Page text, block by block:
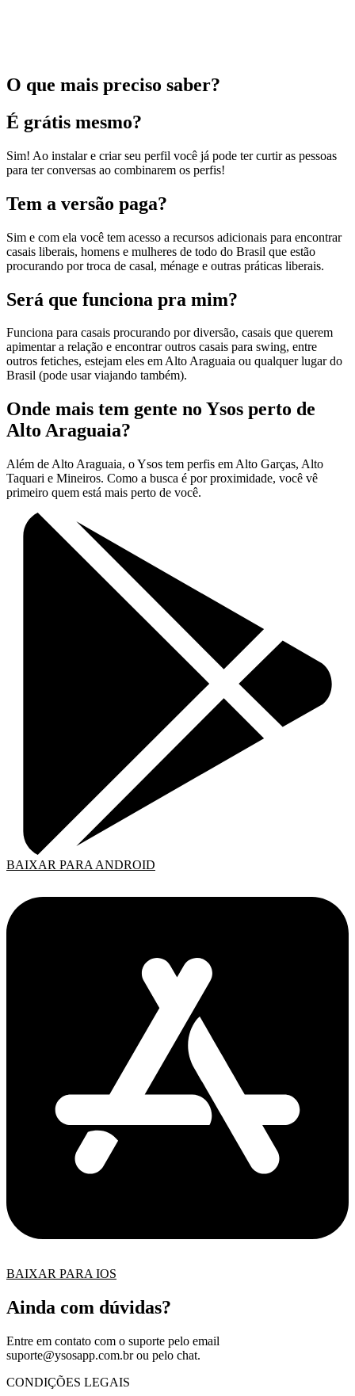
O que mais preciso saber?
É grátis mesmo?
Sim! Ao instalar e criar seu perfil você já pode ter curtir as pessoas
para ter conversas ao combinarem os perfis!
Tem a versão paga?
Sim e com ela você tem acesso a recursos adicionais para encontrar
casais liberais, homens e mulheres de todo do Brasil que estão
procurando por troca de casal, ménage e outras práticas liberais.
Será que funciona pra mim?
Funciona para casais procurando por diversão, casais que querem
apimentar a relação e encontrar outros casais para swing, entre
outros fetiches, estejam eles em Alto Araguaia ou qualquer lugar do
Brasil (pode usar viajando também).
Onde mais tem gente no Ysos perto de
Alto Araguaia?
Além de Alto Araguaia, o Ysos tem perfis em Alto Garças, Alto
Taquari e Mineiros. Como a busca é por proximidade, você vê
primeiro quem está mais perto de você.
BAIXAR PARA ANDROID
BAIXAR PARA IOS
Ainda com dúvidas?
Entre em contato com o suporte pelo email
suporte@ysosapp.com.brou pelo chat.
CONDIÇÕES LEGAIS